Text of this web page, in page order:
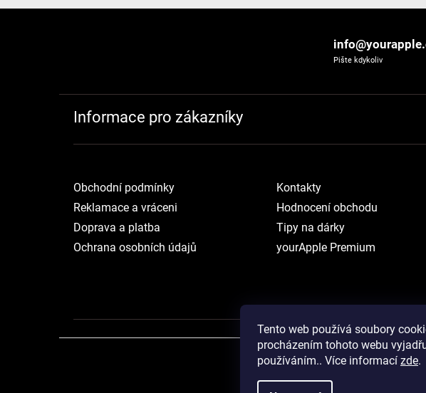
Tento web používá soubory
procházením tohoto webu
používáním.. Více informací zde.
Pište kdykoliv
Informace pro zákazníky
Obchodní podmínky
Reklamace a vráceni
Doprava a platba
Ochrana osobních údajů
Kontakty
Hodnocení obchodu
Tipy na dárky
yourApple Premium
Vytvořil Shoptet